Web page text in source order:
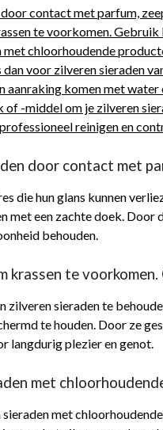
contact met parfum,
te voorkomen.
chloorhoudende
voor zilveren sieraden
aanraking komen met
-middel om je zilveren
reinigen en
door contact met
die hun glans kunnen
met een zachte doek.
behouden.
krassen te
zilveren sieraden te
te houden. Door ze
langdurig plezier en genot.
met
met